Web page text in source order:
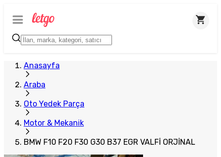
Anasayfa
Araba
Oto Yedek Parça
Motor & Mekanik
BMW F10 F20 F30 G30 B37 EGR VALFİ ORJİNAL